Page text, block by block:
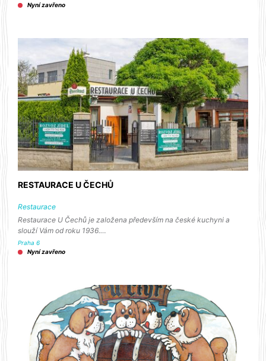
Nyní zavřeno
RESTAURACE U ČECHŮ
Restaurace
Restaurace U Čechů je založena především na české kuchyni a
slouží Vám od roku 1936.…
Praha 6
Nyní zavřeno